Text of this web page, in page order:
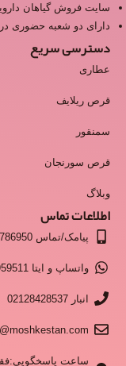
سایت فروش گیاهان
دارای دو شعبه حضوری
دسترسی سریع
عطاری
قرص ریلایف
سمنقور
قرص سورنجان
وبلاگ
اطلاعات تماس
پیامک/تماس 09981786950
واتساپ و ایتا 09307959511
انبار 02128428537
ساعت